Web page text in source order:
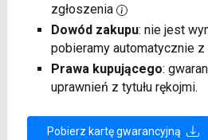
zgłoszenia
Dowód zakupu: nie jest
pobieramy automatycznie z
Prawa kupującego:
uprawnień z tytułu rękojmi.
Pobierz kartę gwarancyjną